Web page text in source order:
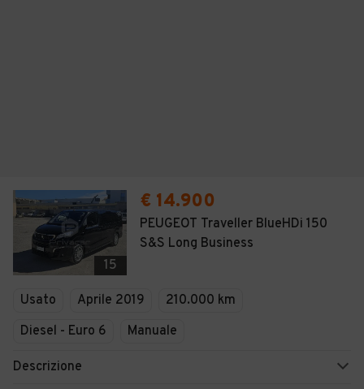
15
€ 14.900
PEUGEOT Traveller BlueHDi 150
S&S Long Business
Usato Aprile 2019
210.000 km
Diesel - Euro 6
Manuale
Descrizione